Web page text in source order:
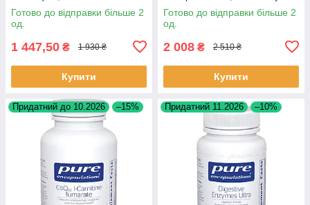
Encapsulations, 1 мл Оз (30
мл) BX110
Готово до відправки більше 2
од.
1 447,50 ₴ 1 930 ₴
Купити
BX767
Готово до відправки більше 2
од.
2 008 ₴ 2 510 ₴
Купити
Придатний до 10.2026 –15% Придатний 11.2026 –10%